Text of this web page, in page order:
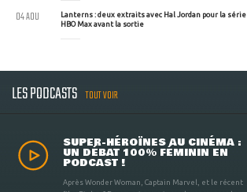
Lanterns : deux extraits avec Hal Jordan pour la série
HBO Max avant la sortie
04 AOU
LES PODCASTS TOUT VOIR
SUPER-HÉROÏNES AU CINÉMA :
UN DÉBAT 100% FÉMININ EN
PODCAST !
Après Wonder Woman, Captain Marvel, et le récent